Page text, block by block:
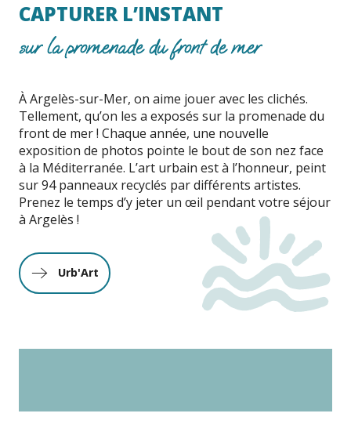
CAPTURER L’INSTANT
sur la promenade du front de mer
À Argelès-sur-Mer, on aime jouer avec les clichés.
Tellement, qu’on les a exposés sur la promenade du
front de mer ! Chaque année, une nouvelle
exposition de photos pointe le bout de son nez face
à la Méditerranée. L’art urbain est à l’honneur, peint
sur 94 panneaux recyclés par différents artistes.
Prenez le temps d’y jeter un œil pendant votre séjour
à Argelès !
Urb'Art